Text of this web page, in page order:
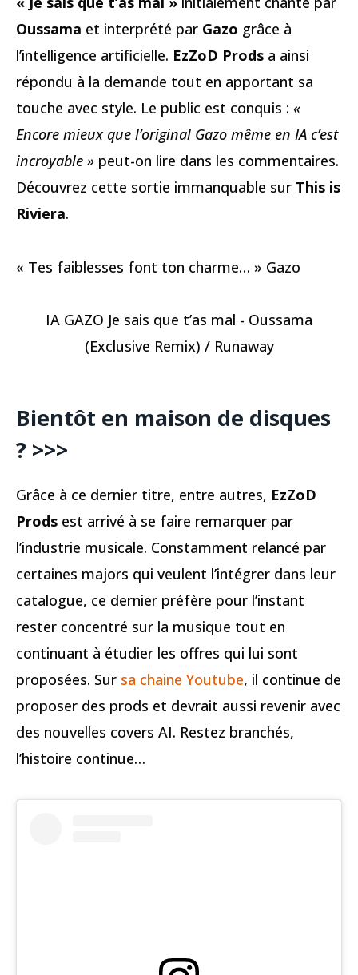
Oussama et interprété par Gazo grâce à
l’intelligence artificielle. EzZoD Prods a ainsi
répondu à la demande tout en apportant sa
touche avec style. Le public est conquis : «
Encore mieux que l’original Gazo même en IA c’est
incroyable » peut-on lire dans les commentaires.
Découvrez cette sortie immanquable sur This is
Riviera.
« Tes faiblesses font ton charme… » Gazo
IA GAZO Je sais que t’as mal - Oussama
(Exclusive Remix) / Runaway
Bientôt en maison de disques
? >>>
Grâce à ce dernier titre, entre autres, EzZoD
Prods est arrivé à se faire remarquer par
l’industrie musicale. Constamment relancé par
certaines majors qui veulent l’intégrer dans leur
catalogue, ce dernier préfère pour l’instant
rester concentré sur la musique tout en
continuant à étudier les offres qui lui sont
proposées. Sur sa chaine Youtube, il continue de
proposer des prods et devrait aussi revenir avec
des nouvelles covers AI. Restez branchés,
l’histoire continue…